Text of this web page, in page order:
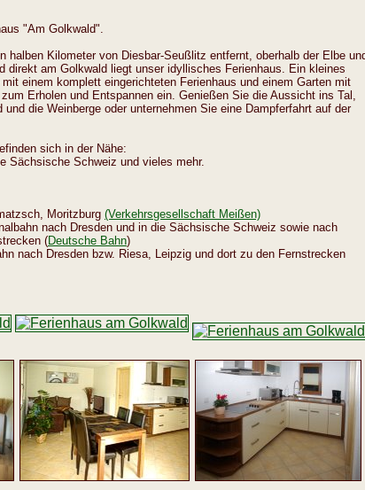
"Am Golkwald".
halben Kilometer von Diesbar-Seußlitz entfernt, oberhalb der Elbe
direkt am Golkwald liegt unser idyllisches Ferienhaus. Ein kleines
einem komplett eingerichteten Ferienhaus und einem Garten mit
Erholen und Entspannen ein. Genießen Sie die Aussicht ins Tal,
die Weinberge oder unternehmen Sie eine Dampferfahrt auf der
sich in der Nähe:
Sächsische Schweiz und vieles mehr.
Moritzburg (Verkehrsgesellschaft Meißen)
nach Dresden und in die Sächsische Schweiz sowie nach
(Deutsche Bahn)
nach Dresden bzw. Riesa, Leipzig und dort zu den Fernstrecken